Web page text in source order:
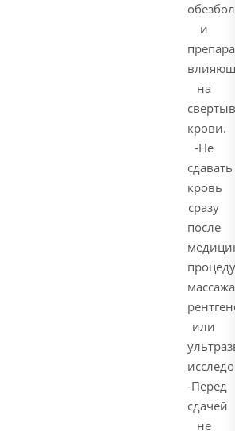
и
на
крови.
-Не
сдавать
кровь
сразу
после
или
-Перед
сдачей
не